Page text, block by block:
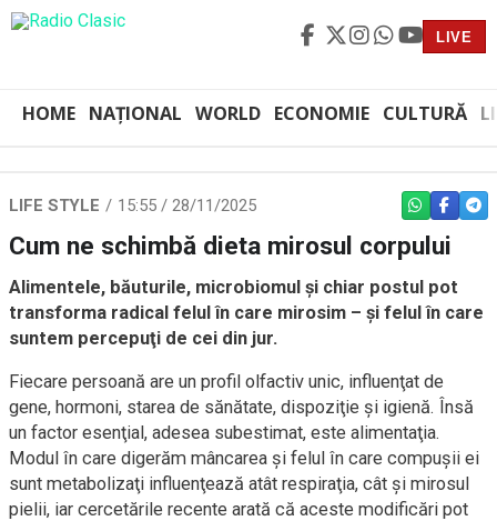
LIVE
HOME NAȚIONAL WORLD ECONOMIE CULTURĂ
LIFE STYLE 15:55 / 28/11/2025 WHATSAPP
Cum ne schimbă dieta mirosul corpului
Alimentele, băuturile, microbiomul şi chiar postul pot
transforma radical felul în care mirosim – şi felul în care
suntem percepuţi de cei din jur.
Fiecare persoană are un profil olfactiv unic, influenţat de
gene, hormoni, starea de sănătate, dispoziţie şi igienă. Însă
un factor esenţial, adesea subestimat, este alimentaţia.
Modul în care digerăm mâncarea şi felul în care compuşii ei
sunt metabolizaţi influenţează atât respiraţia, cât şi mirosul
pielii, iar cercetările recente arată că aceste modificări pot